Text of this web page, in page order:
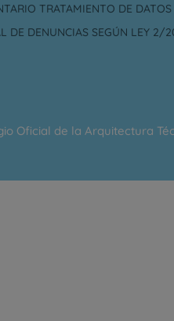
TRATAMIENTO DE DATOS
DE DENUNCIAS SEGÚN LEY 2/
Oficial de la Arquitectura